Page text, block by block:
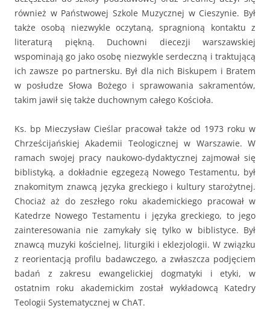
również w Państwowej Szkole Muzycznej w Cieszynie. Był
także osobą niezwykle oczytaną, spragnioną kontaktu z
literaturą piękną. Duchowni diecezji warszawskiej
wspominają go jako osobę niezwykle serdeczną i traktującą
ich zawsze po partnersku. Był dla nich Biskupem i Bratem
w posłudze Słowa Bożego i sprawowania sakramentów,
takim jawił się także duchownym całego Kościoła.
Ks. bp Mieczysław Cieślar pracował także od 1973 roku w
Chrześcijańskiej Akademii Teologicznej w Warszawie. W
ramach swojej pracy naukowo-dydaktycznej zajmował się
biblistyką, a dokładnie egzegezą Nowego Testamentu, był
znakomitym znawcą języka greckiego i kultury starożytnej.
Chociaż aż do zeszłego roku akademickiego pracował w
Katedrze Nowego Testamentu i języka greckiego, to jego
zainteresowania nie zamykały się tylko w biblistyce. Był
znawcą muzyki kościelnej, liturgiki i eklezjologii. W związku
z reorientacją profilu badawczego, a zwłaszcza podjęciem
badań z zakresu ewangelickiej dogmatyki i etyki, w
ostatnim roku akademickim został wykładowcą Katedry
Teologii Systematycznej w ChAT.